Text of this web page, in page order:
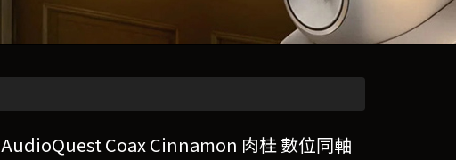
AudioQuest Coax Cinnamon 肉桂 數位同軸